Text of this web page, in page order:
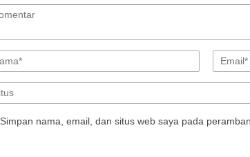
Simpan nama, email, dan situs web saya pada